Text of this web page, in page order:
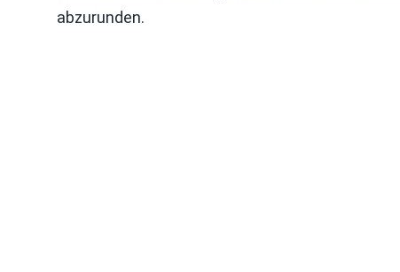
abzurunden.